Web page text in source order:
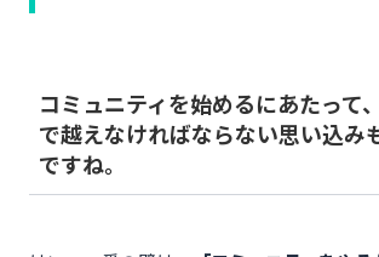
コミュニティを始めるにあたって
で越えなければならない思い込み
ですね。